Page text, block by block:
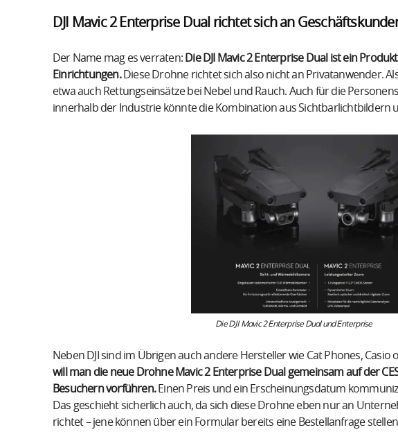
DJI Mavic 2 Enterprise Dual richtet sich an
Der Name mag es verraten: Die DJI Mavic 2 Enterprise Dual ist ein
Einrichtungen.Diese Drohne richtet sich also nicht an Privatanwender.
etwa auch Rettungseinsätze bei Nebel und Rauch. Auch für die
innerhalb der Industrie könnte die Kombination aus Sichtbarlichtbildern
Die DJI Mavic 2 Enterprise Dual und Enterprise
Neben DJI sind im Übrigen auch andere Hersteller wie Cat Phones, Casio
will man die neue Drohne Mavic 2 Enterprise Dual gemeinsam auf der
Besuchern vorführen.Einen Preis und ein Erscheinungsdatum
Das geschieht sicherlich auch, da sich diese Drohne eben nur an
richtet – jene können über ein Formular bereits eine Bestellanfrage